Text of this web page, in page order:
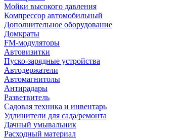
Мойки высокого давления
Компрессор автомобильный
Дополнительное оборудование
Домкраты
FM-модуляторы
Автовизитки
Пуско-зарядные устройства
Автодержатели
Автомагнитолы
Антирадары
Разветвитель
Садовая техника и инвентарь
Удлинители для сада/ремонта
Дачный умывальник
Расходный материал